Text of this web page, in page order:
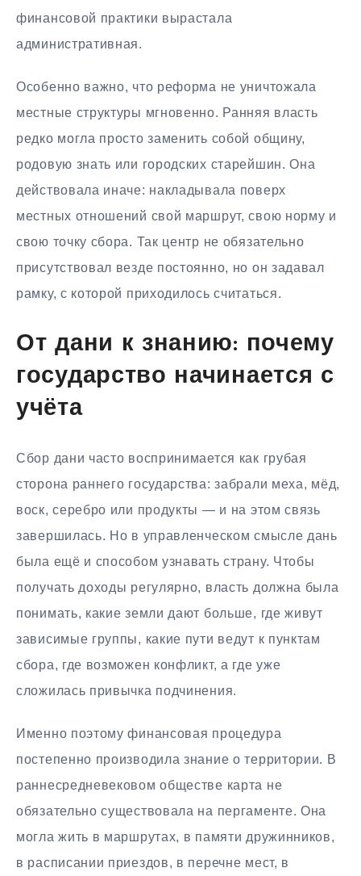
финансовой практики вырастала
административная.
Особенно важно, что реформа не уничтожала
местные структуры мгновенно. Ранняя власть
редко могла просто заменить собой общину,
родовую знать или городских старейшин. Она
действовала иначе: накладывала поверх
местных отношений свой маршрут, свою норму и
свою точку сбора. Так центр не обязательно
присутствовал везде постоянно, но он задавал
рамку, с которой приходилось считаться.
От дани к знанию: почему
государство начинается с
учёта
Сбор дани часто воспринимается как грубая
сторона раннего государства: забрали меха, мёд,
воск, серебро или продукты — и на этом связь
завершилась. Но в управленческом смысле дань
была ещё и способом узнавать страну. Чтобы
получать доходы регулярно, власть должна была
понимать, какие земли дают больше, где живут
зависимые группы, какие пути ведут к пунктам
сбора, где возможен конфликт, а где уже
сложилась привычка подчинения.
Именно поэтому финансовая процедура
постепенно производила знание о территории. В
раннесредневековом обществе карта не
обязательно существовала на пергаменте. Она
могла жить в маршрутах, в памяти дружинников,
в расписании приездов, в перечне мест, в